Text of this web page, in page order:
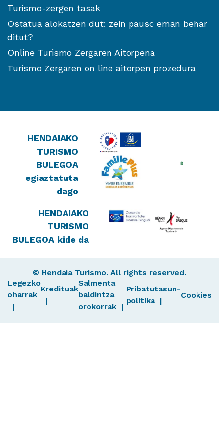
Turismo-zergen tasak
Ostatua alokatzen dut: zein pauso eman behar
ditut?
Online Turismo Zergaren Aitorpena
Turismo Zergaren on line aitorpen prozedura
HENDAIAKO
TURISMO
BULEGOA
egiaztatuta
dago
HENDAIAKO
TURISMO
BULEGOA kide da
© Hendaia Turismo. All rights reserved.
Legezko
oharrak
Kredituak
Salmenta
baldintza
orokorrak
Pribatutasun-
politika
Cookies